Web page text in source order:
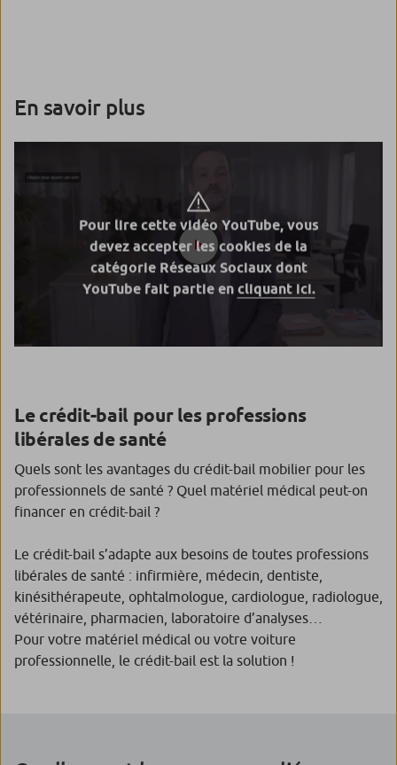
En savoir plus
Pour lire cette vidéo YouTube, vous
devez accepter les cookies de la
catégorie Réseaux Sociaux dont
YouTube fait partie en cliquant ici.
Le crédit-bail pour les professions
libérales de santé
Quels sont les avantages du crédit-bail mobilier pour les
professionnels de santé ? Quel matériel médical peut-on
financer en crédit-bail ?
Le crédit-bail s’adapte aux besoins de toutes professions
libérales de santé : infirmière, médecin, dentiste,
kinésithérapeute, ophtalmologue, cardiologue, radiologue,
vétérinaire, pharmacien, laboratoire d’analyses…
Pour votre matériel médical ou votre voiture
professionnelle, le crédit-bail est la solution !